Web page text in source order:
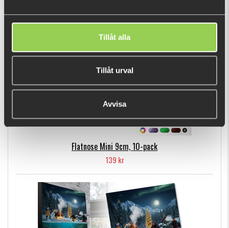
Tillåt alla
Tillåt urval
Avvisa
POPULÄRA PRODUKTER
Flatnose Mini 9cm, 10-pack
139 kr